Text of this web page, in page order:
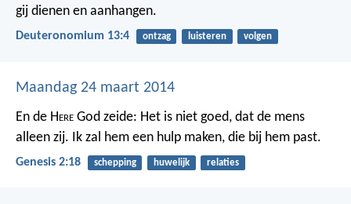
gij dienen en aanhangen.
Deuteronomium 13:4 ontzag luisteren volgen
Maandag 24 maart 2014
En de Here God zeide: Het is niet goed, dat de mens
alleen zij. Ik zal hem een hulp maken, die bij hem past.
Genesis 2:18 schepping huwelijk relaties